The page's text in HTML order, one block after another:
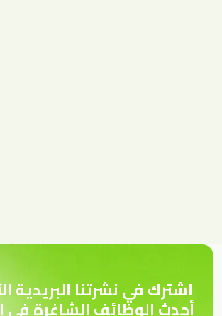
اشترك في نشرتنا البريدية
أحدث الوظائف الشاغرة